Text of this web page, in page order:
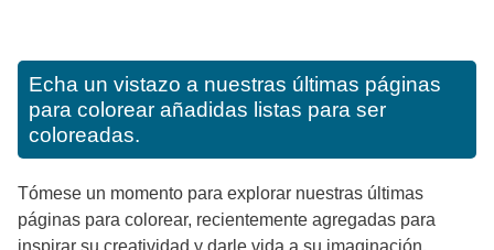
Echa un vistazo a nuestras últimas páginas
para colorear añadidas listas para ser
coloreadas.
Tómese un momento para explorar nuestras últimas
páginas para colorear, recientemente agregadas para
inspirar su creatividad y darle vida a su imaginación.